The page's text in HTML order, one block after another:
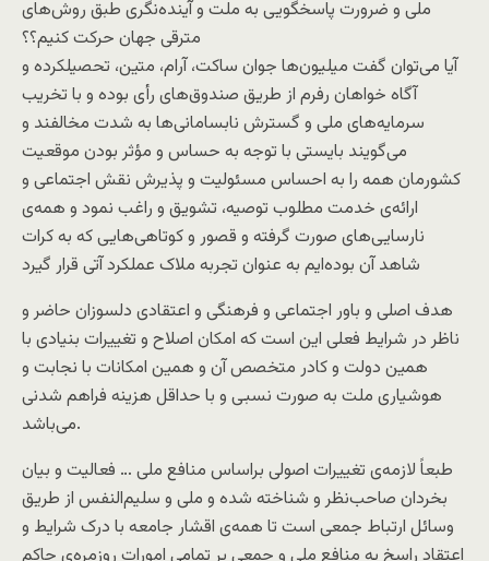
ملی و ضرورت پاسخگویی به ملت و آینده‌نگری طبق روش‌های
مترقی جهان حرکت کنیم؟؟
آیا می‌توان گفت میلیون‌ها جوان ساکت، آرام، متین، تحصیلکرده و
آگاه خواهان رفرم از طریق صندوق‌های رأی بوده و با تخریب
سرمایه‌های ملی و گسترش نابسامانی‌ها به شدت مخالفند و
می‌گویند بایستی با توجه به حساس و مؤثر بودن موقعیت
کشورمان همه را به احساس مسئولیت و پذیرش نقش اجتماعی و
ارائه‌ی خدمت مطلوب توصیه، تشویق و راغب نمود و همه‌ی
نارسایی‌های صورت گرفته و قصور و کوتاهی‌هایی که به کرات
شاهد آن بوده‌ایم به عنوان تجربه ملاک عملکرد آتی قرار گیرد
هدف اصلی و باور اجتماعی و فرهنگی و اعتقادی دلسوزان حاضر و
ناظر در شرایط فعلی این است که امکان اصلاح و تغییرات بنیادی با
همین دولت و کادر متخصص آن و همین امکانات با نجابت و
هوشیاری ملت به صورت نسبی و با حداقل هزینه‌ فراهم شدنی
می‌‌باشد.
طبعاً لازمه‌ی تغییرات اصولی براساس منافع ملی … فعالیت و بیان
بخردان صاحب‌نظر و شناخته شده و ملی و سلیم‌النفس از طریق
وسائل ارتباط جمعی است تا همه‌ی اقشار جامعه با درک شرایط و